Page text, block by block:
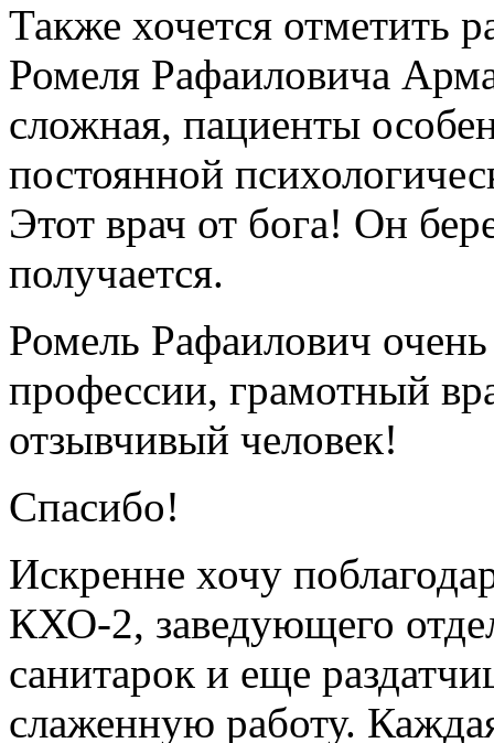
Также хочется отметить
Ромеля Рафаиловича
сложная, пациенты
постоянной
Этот врач от бога! Он
получается.
Ромель Рафаилович
профессии, грамотный
отзывчивый человек!
Спасибо!
Искренне хочу
КХО-2, заведующего
санитарок и еще
слаженную работу.